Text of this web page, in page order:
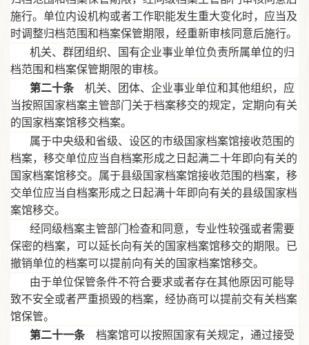
施行。单位内设机构或者工作职能发生重大变化时，应当及
时调整归档范围和档案保管期限，经重新审核同意后施行。
机关、群团组织、国有企业事业单位负责所属单位的归
档范围和档案保管期限的审核。
第二十条 机关、团体、企业事业单位和其他组织，应
当按照国家档案主管部门关于档案移交的规定，定期向有关
的国家档案馆移交档案。
属于中央级和省级、设区的市级国家档案馆接收范围的
档案，移交单位应当自档案形成之日起满二十年即向有关的
国家档案馆移交。属于县级国家档案馆接收范围的档案，移
交单位应当自档案形成之日起满十年即向有关的县级国家档
案馆移交。
经同级档案主管部门检查和同意，专业性较强或者需要
保密的档案，可以延长向有关的国家档案馆移交的期限。已
撤销单位的档案可以提前向有关的国家档案馆移交。
由于单位保管条件不符合要求或者存在其他原因可能导
致不安全或者严重损毁的档案，经协商可以提前交有关档案
馆保管。
第二十一条 档案馆可以按照国家有关规定，通过接受